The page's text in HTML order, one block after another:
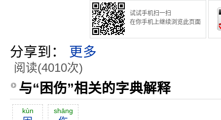
试试手机扫一扫
在你手机上继续浏览此页面
分享到： 更多
阅读(4010次)
与“困伤”相关的字典解释
kùn shāng